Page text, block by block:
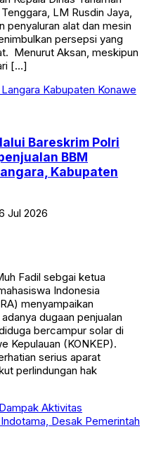
LM Rusdin Jaya,
penyaluran alat dan mesin
persepsi yang
‎Menurut Aksan, meskipun
[…]
Bareskrim Polri
BBM
Kabupaten
Jul 2026
Fadil sebgai ketua
Indonesia
menyampaikan
dugaan penjualan
bercampur solar di
Kepulauan (KONKEP).
serius aparat
perlindungan hak